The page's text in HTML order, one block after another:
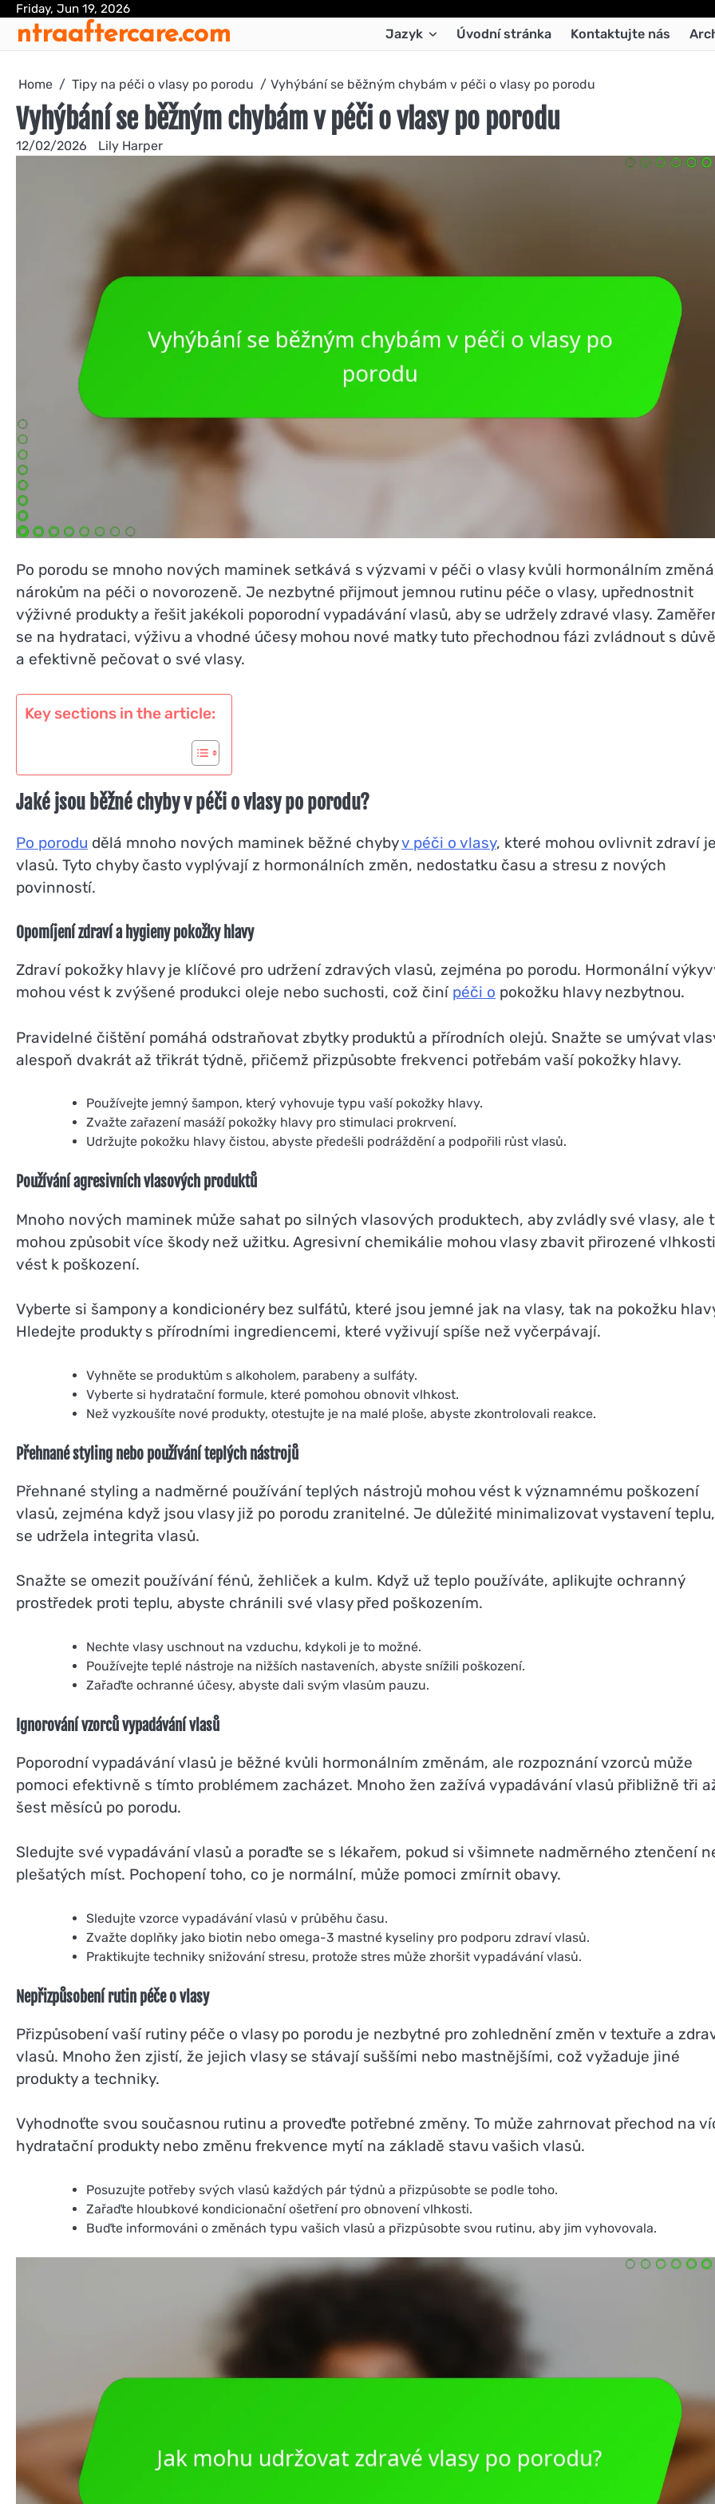
Skip
content
Friday, Jun 19, 2026
ntraaftercare.com Jazyk Úvodní stránka Kontaktujte nás
Home Tipy na péči o vlasy po porodu Vyhýbání se běžným chybám v péči o vlasy po porodu
Vyhýbání se běžným chybám v péči o vlasy po porodu
12/02/2026 Lily Harper
Po porodu se mnoho nových maminek setkává s výzvami v péči o vlasy kvůli hormonálním
nárokům na péči o novorozeně. Je nezbytné přijmout jemnou rutinu péče o vlasy, upřednostnit
výživné produkty a řešit jakékoli poporodní vypadávání vlasů, aby se udržely zdravé vlasy.
se na hydrataci, výživu a vhodné účesy mohou nové matky tuto přechodnou fázi zvládnout s
a efektivně pečovat o své vlasy.
Key sections in the article:
Jaké jsou běžné chyby v péči o vlasy po porodu?
Po porodu dělá mnoho nových maminek běžné chybyv péči o vlasy, které mohou ovlivnit zdraví
vlasů. Tyto chyby často vyplývají z hormonálních změn, nedostatku času a stresu z nových
povinností.
Opomíjení zdraví a hygieny pokožky hlavy
Zdraví pokožky hlavy je klíčové pro udržení zdravých vlasů, zejména po porodu. Hormonální
mohou vést k zvýšené produkci oleje nebo suchosti, což činí péči o pokožku hlavy nezbytnou.
Pravidelné čištění pomáhá odstraňovat zbytky produktů a přírodních olejů. Snažte se umývat
alespoň dvakrát až třikrát týdně, přičemž přizpůsobte frekvenci potřebám vaší pokožky hlavy.
Používejte jemný šampon, který vyhovuje typu vaší pokožky hlavy.
Zvažte zařazení masáží pokožky hlavy pro stimulaci prokrvení.
Udržujte pokožku hlavy čistou, abyste předešli podráždění a podpořili růst vlasů.
Používání agresivních vlasových produktů
Mnoho nových maminek může sahat po silných vlasových produktech, aby zvládly své vlasy, ale
mohou způsobit více škody než užitku. Agresivní chemikálie mohou vlasy zbavit přirozené
vést k poškození.
Vyberte si šampony a kondicionéry bez sulfátů, které jsou jemné jak na vlasy, tak na pokožku
Hledejte produkty s přírodními ingrediencemi, které vyživují spíše než vyčerpávají.
Vyhněte se produktům s alkoholem, parabeny a sulfáty.
Vyberte si hydratační formule, které pomohou obnovit vlhkost.
Než vyzkoušíte nové produkty, otestujte je na malé ploše, abyste zkontrolovali reakce.
Přehnané styling nebo používání teplých nástrojů
Přehnané styling a nadměrné používání teplých nástrojů mohou vést k významnému poškození
vlasů, zejména když jsou vlasy již po porodu zranitelné. Je důležité minimalizovat vystavení
se udržela integrita vlasů.
Snažte se omezit používání fénů, žehliček a kulm. Když už teplo používáte, aplikujte ochranný
prostředek proti teplu, abyste chránili své vlasy před poškozením.
Nechte vlasy uschnout na vzduchu, kdykoli je to možné.
Používejte teplé nástroje na nižších nastaveních, abyste snížili poškození.
Zařaďte ochranné účesy, abyste dali svým vlasům pauzu.
Ignorování vzorců vypadávání vlasů
Poporodní vypadávání vlasů je běžné kvůli hormonálním změnám, ale rozpoznání vzorců může
pomoci efektivně s tímto problémem zacházet. Mnoho žen zažívá vypadávání vlasů přibližně tři
šest měsíců po porodu.
Sledujte své vypadávání vlasů a poraďte se s lékařem, pokud si všimnete nadměrného ztenčení
plešatých míst. Pochopení toho, co je normální, může pomoci zmírnit obavy.
Sledujte vzorce vypadávání vlasů v průběhu času.
Zvažte doplňky jako biotin nebo omega-3 mastné kyseliny pro podporu zdraví vlasů.
Praktikujte techniky snižování stresu, protože stres může zhoršit vypadávání vlasů.
Nepřizpůsobení rutin péče o vlasy
Přizpůsobení vaší rutiny péče o vlasy po porodu je nezbytné pro zohlednění změn v textuře a
vlasů. Mnoho žen zjistí, že jejich vlasy se stávají suššími nebo mastnějšími, což vyžaduje jiné
produkty a techniky.
Vyhodnoťte svou současnou rutinu a proveďte potřebné změny. To může zahrnovat přechod na
hydratační produkty nebo změnu frekvence mytí na základě stavu vašich vlasů.
Posuzujte potřeby svých vlasů každých pár týdnů a přizpůsobte se podle toho.
Zařaďte hloubkové kondicionační ošetření pro obnovení vlhkosti.
Buďte informováni o změnách typu vašich vlasů a přizpůsobte svou rutinu, aby jim vyhovovala.